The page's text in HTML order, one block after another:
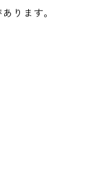
ります。